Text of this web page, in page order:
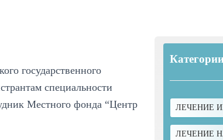
государственного
специальности
Местного фонда “Центр
ЛЕЧЕНИЕ
ЛЕЧЕНИЕ